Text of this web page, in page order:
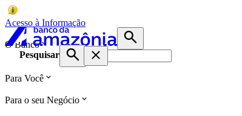
Acesso à Informação
O Banco
Pesquisar
Para Você
Para o seu Negócio